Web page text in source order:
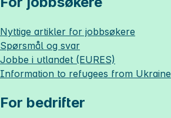
Nyttige artikler for jobbsøkere
Spørsmål og svar
Jobbe i utlandet (EURES)
Information to refugees from Ukraine
For bedrifter